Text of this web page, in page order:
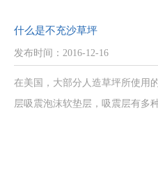
什么是不充沙草坪
发布时间：2016-12-16
在美国，大部分人造草坪所使用
层吸震泡沫软垫层，吸震层有多